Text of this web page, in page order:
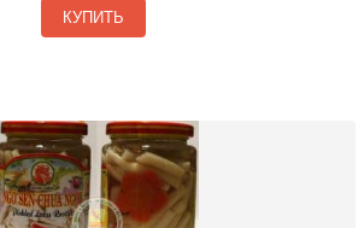
КУПИТЬ